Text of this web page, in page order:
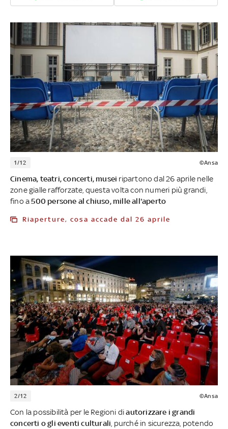
1/12 ©Ansa
Cinema, teatri, concerti, musei ripartono dal 26 aprile nelle
zone gialle rafforzate, questa volta con numeri più grandi,
fino a500 persone al chiuso, mille all'aperto
Riaperture, cosa accade dal 26 aprile
2/12 ©Ansa
Con la possibilità per le Regioni diautorizzare i grandi
concerti o gli eventi culturali , purché in sicurezza, potendo